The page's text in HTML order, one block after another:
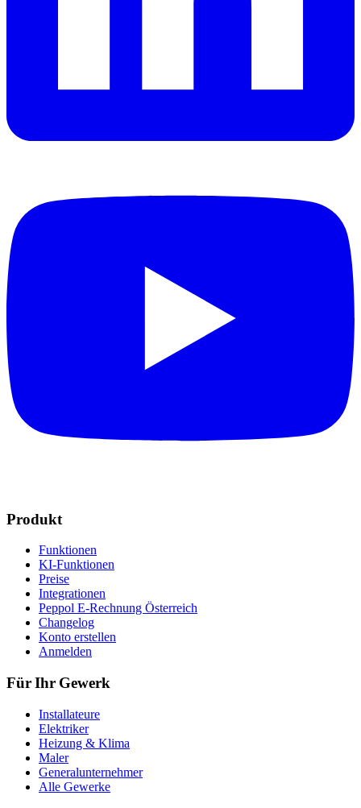
Produkt
Funktionen
KI-Funktionen
Preise
Integrationen
Peppol E-Rechnung Österreich
Changelog
Konto erstellen
Anmelden
Für Ihr Gewerk
Installateure
Elektriker
Heizung & Klima
Maler
Generalunternehmer
Alle Gewerke